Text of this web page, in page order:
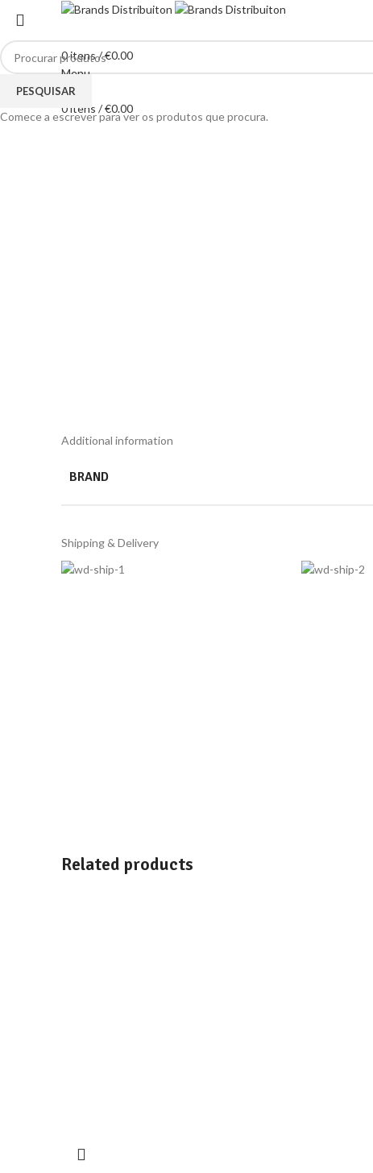
0itens/€0.00
Menu
0itens /€0.00
Additional information
BRAND
Shipping & Delivery
Related products
PESQUISAR
Comece a escrever para ver os produtos que procura.